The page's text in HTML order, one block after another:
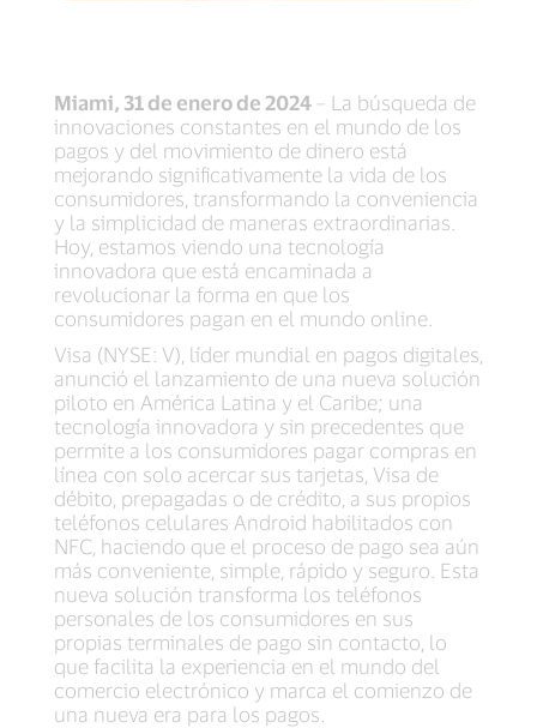
Miami, 31 de enero de 2024 – La búsqueda de
innovaciones constantes en el mundo de los
pagos y del movimiento de dinero está
mejorando significativamente la vida de los
consumidores, transformando la conveniencia
y la simplicidad de maneras extraordinarias.
Hoy, estamos viendo una tecnología
innovadora que está encaminada a
revolucionar la forma en que los
consumidores pagan en el mundo online.
Visa (NYSE: V), líder mundial en pagos digitales,
anunció el lanzamiento de una nueva solución
piloto en América Latina y el Caribe; una
tecnología innovadora y sin precedentes que
permite a los consumidores pagar compras en
línea con solo acercar sus tarjetas, Visa de
débito, prepagadas o de crédito, a sus propios
teléfonos celulares Android habilitados con
NFC, haciendo que el proceso de pago sea aún
más conveniente, simple, rápido y seguro. Esta
nueva solución transforma los teléfonos
personales de los consumidores en sus
propias terminales de pago sin contacto, lo
que facilita la experiencia en el mundo del
comercio electrónico y marca el comienzo de
una nueva era para los pagos.